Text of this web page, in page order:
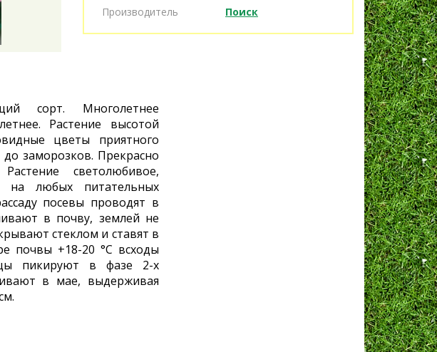
Производитель
Поиск
сорт. Многолетнее
Растение высотой
цветы приятного
заморозков. Прекрасно
светолюбивое,
на любых питательных
посевы проводят в
в почву, землей не
стеклом и ставят в
почвы +18-20 °C всходы
пикируют в фазе 2-х
в мае, выдерживая